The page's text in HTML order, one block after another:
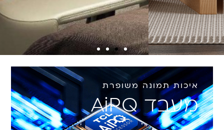
איכות תמונה משופרת
מעבד AiPQ